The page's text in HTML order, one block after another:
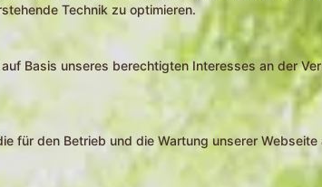
Technik zu optimieren.
Basis unseres berechtigten Interesses an der
für den Betrieb und die Wartung unserer